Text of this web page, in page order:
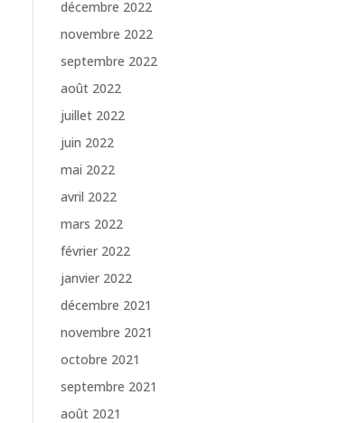
décembre 2022
novembre 2022
septembre 2022
août 2022
juillet 2022
juin 2022
mai 2022
avril 2022
mars 2022
février 2022
janvier 2022
décembre 2021
novembre 2021
octobre 2021
septembre 2021
août 2021